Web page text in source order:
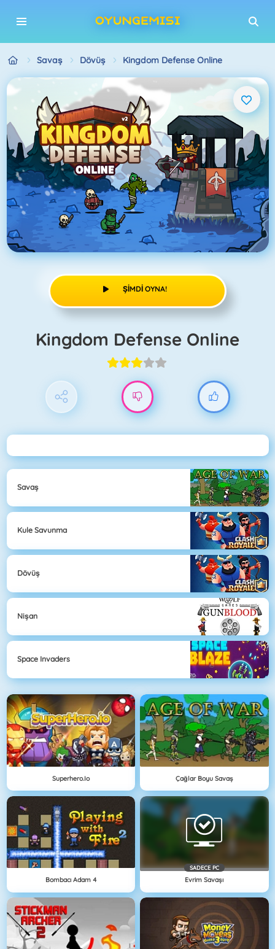
Savaş Dövüş Kingdom Defense Online
ŞIMDI OYNA!
Kingdom Defense Online
Savaş
Kule Savunma
Dövüş
Nişan
Space Invaders
Superhero.io Çağlar Boyu Savaş
Bombacı Adam 4
SADECE PC
Evrim Savaşı